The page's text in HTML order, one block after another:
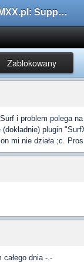
AMXX.pl: Support AMX Mod X i SourceMod
Zablokowany
i problem polega
plugin
mi nie działa ;c.
całego dnia -.-